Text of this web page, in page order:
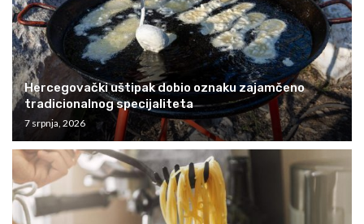
Hercegovački uštipak dobio oznaku zajamčeno
tradicionalnog specijaliteta
7 srpnja, 2026